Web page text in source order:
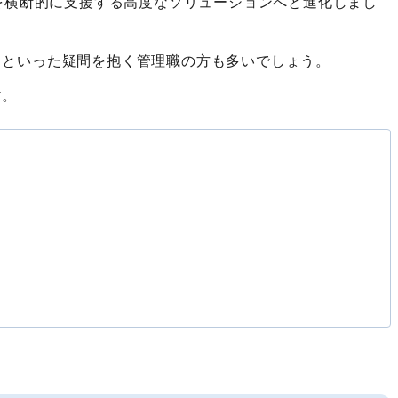
といった疑問を抱く管理職の方も多いでしょう。